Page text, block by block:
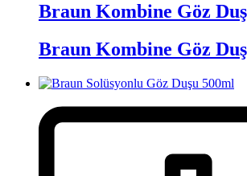
Braun Kombine Göz
Braun Kombine Göz